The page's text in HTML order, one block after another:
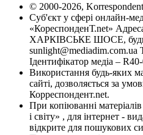
© 2000-2026,
Суб'єкт у сфері онлайн-
«КореспонденТ.net»
ХАРКІВСЬКЕ ШОСЕ,
sunlight@mediadim.com.ua
Ідентифікатор медіа –
Використання будь-яких
сайті, дозволяється за
Корреспондент.net.
При копіюванні
і світу» , для інтернет -
відкрите для пошукових